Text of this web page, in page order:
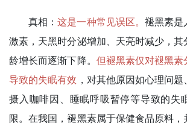
真相：这是一种常见误区。褪黑素是
激素，天黑时分泌增加、天亮时减少，
龄增长而逐渐下降。 但褪黑素仅对褪黑
导致的失眠有效 ，对其他原因如心理问
摄入咖啡因、睡眠呼吸暂停等导致的失
限。在我国，褪黑素属于保健食品原料